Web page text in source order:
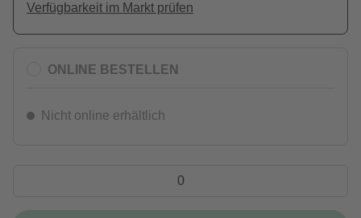
Verfügbarkeit im Markt prüfen
ONLINE BESTELLEN
Nicht online erhältlich